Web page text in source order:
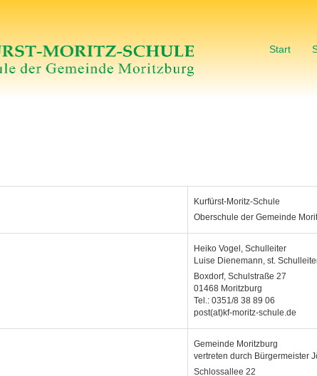
Start
Kurfürst-Moritz-Schule
Oberschule der Gemeinde
Heiko Vogel, Schulleiter
Luise Dienemann, st.
Boxdorf, Schulstraße 27
01468 Moritzburg
Tel.: 0351/8 38 89 06
post(at)kf-moritz-schule.de
Gemeinde Moritzburg
vertreten durch Bürgermeister
Schlossallee 22